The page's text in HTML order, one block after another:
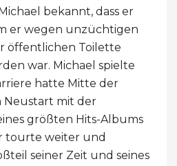
bekannt, dass er
er wegen unzüchtigen
öffentlichen Toilette
war. Michael spielte
hatte Mitte der
Neustart mit der
größten Hits-Albums
tourte weiter und
seiner Zeit und seines